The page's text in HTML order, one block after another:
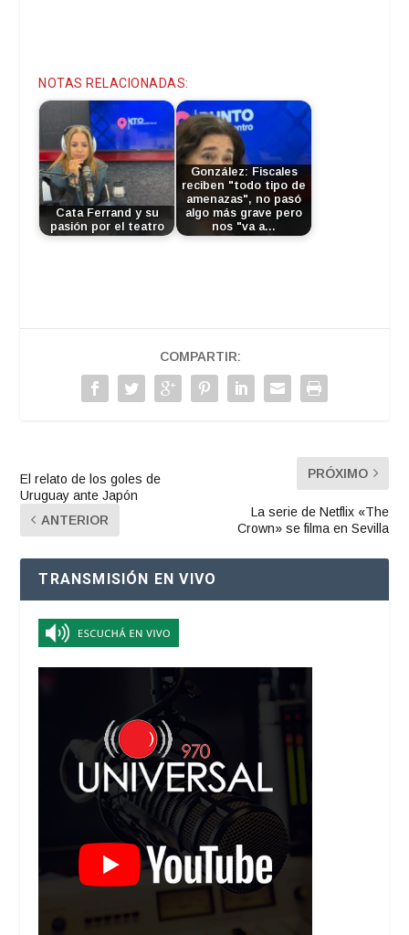
NOTAS RELACIONADAS:
Cata Ferrand y su
pasión por el teatro
González: Fiscales
reciben "todo tipo de
amenazas", no pasó
algo más grave pero
nos "va a…
COMPARTIR:
El relato de los goles de
Uruguay ante Japón
ANTERIOR
PRÓXIMO
La serie de Netflix «The
Crown» se filma en Sevilla
TRANSMISIÓN EN VIVO